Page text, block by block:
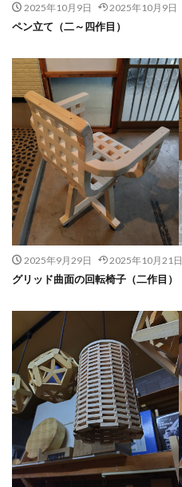
2025年10月9日 2025年10月9日
ペン立て（二～四作目）
2025年9月29日 2025年10月21日
グリッド曲面の回転椅子（二作目）